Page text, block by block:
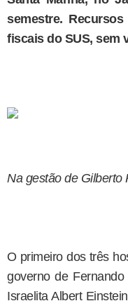
semestre.
fiscais do SUS, sem
Na gestão de Gilberto
O primeiro dos três
governo de
Israelita Albert